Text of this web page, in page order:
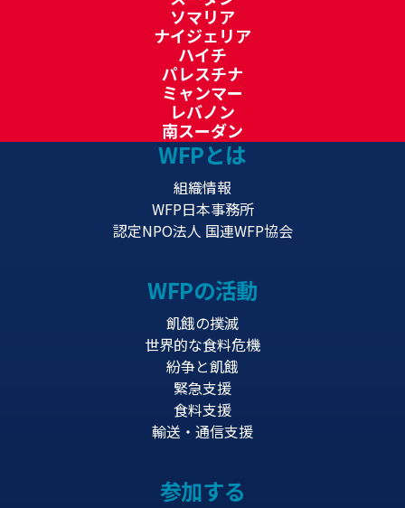
ソマリア
ナイジェリア
ハイチ
パレスチナ
ミャンマー
レバノン
南スーダン
WFPとは
組織情報
WFP日本事務所
認定NPO法人 国連WFP協会
WFPの活動
飢餓の撲滅
世界的な食料危機
紛争と飢餓
緊急支援
食料支援
輸送・通信支援
参加する